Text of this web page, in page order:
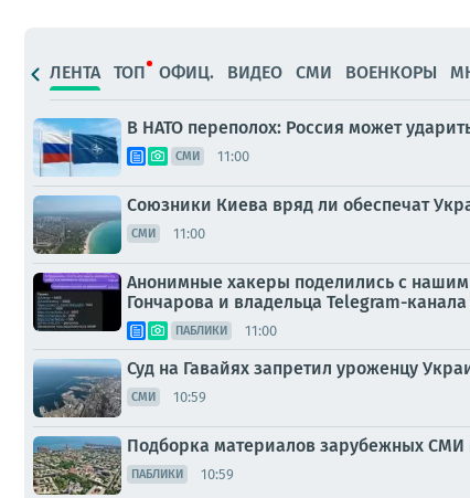
ЛЕНТА ТОП ОФИЦ. ВИДЕО СМИ ВОЕНКОРЫ
В НАТО переполох: Россия может
СМИ 11:00
Союзники Киева вряд ли обеспечат
СМИ 11:00
Анонимные хакеры поделились с
Гончарова и владельца Telegram-
ПАБЛИКИ 11:00
Суд на Гавайях запретил уроженцу
СМИ 10:59
Подборка материалов зарубежных СМИ
ПАБЛИКИ 10:59